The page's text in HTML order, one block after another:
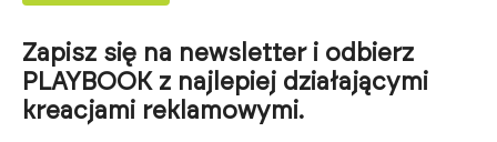
Zapisz się na newsletter i odbierz
PLAYBOOK z najlepiej działającymi
kreacjami reklamowymi.